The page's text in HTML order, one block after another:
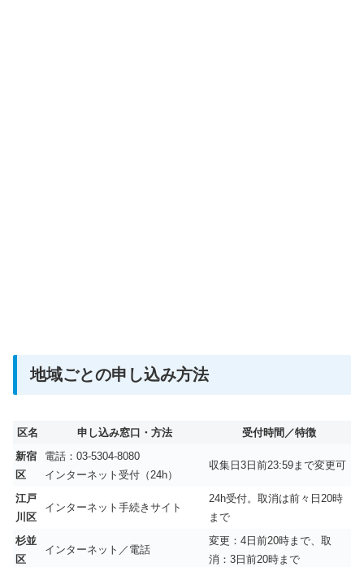
地域ごとの申し込み方法
区名 申し込み窓口・方法
受付時間／特徴
新宿
区
電話：03‑5304‑8080
インターネット受付（24h）
収集日3日前23:59まで変更可
江戸
川区
インターネット手続きサイト
24h受付。取消は前々日20時
まで
杉並
区
インターネット／電話
変更：4日前20時まで、取
消：3日前20時まで